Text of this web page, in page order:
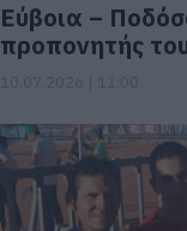
Εύβοια –
προπονητής